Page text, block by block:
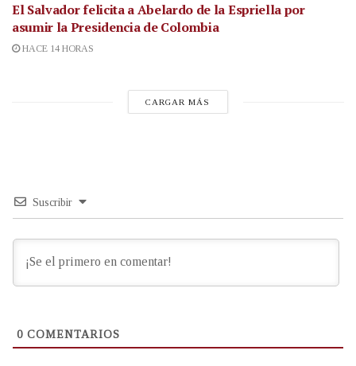
El Salvador felicita a Abelardo de la Espriella por
asumir la Presidencia de Colombia
HACE 14 HORAS
CARGAR MÁS
Suscribir
0 COMENTARIOS